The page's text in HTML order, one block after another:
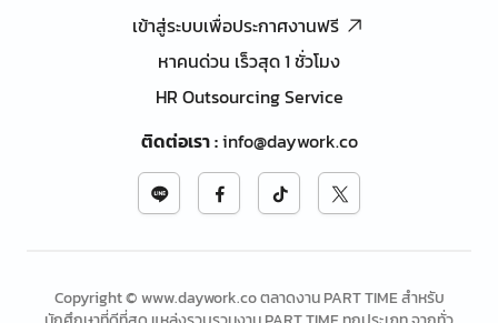
เข้าสู่ระบบเพื่อประกาศงานฟรี
หาคนด่วน เร็วสุด 1 ชั่วโมง
HR Outsourcing Service
ติดต่อเรา:info@daywork.co
Copyright © www.daywork.co ตลาดงาน PART TIME สำหรับ